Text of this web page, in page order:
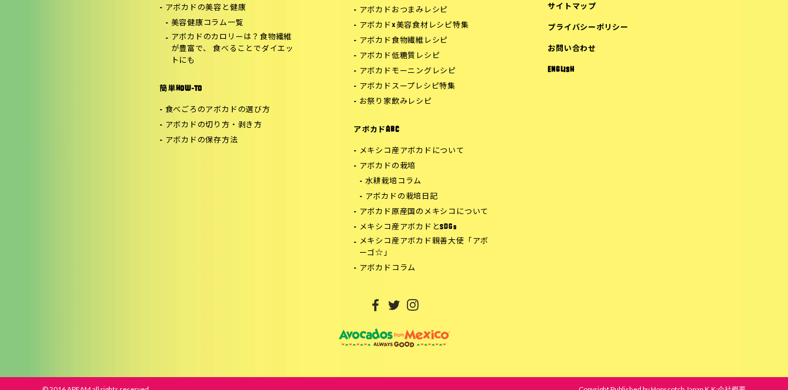
アボカドの美容と健康
美容健康コラム一覧
アボカドのカロリーは？食物繊維
が豊富で、 食べることでダイエッ
トにも
簡単HOW-TO
食べごろのアボカドの選び方
アボカドの切り方・剥き方
アボカドの保存方法
アボカドおつまみレシピ
アボカド×美容食材レシピ特集
アボカド食物繊維レシピ
アボカド低糖質レシピ
アボカドモーニングレシピ
アボカドスープレシピ特集
お祭り家飲みレシピ
アボカドABC
メキシコ産アボカドについて
アボカドの栽培
水耕栽培コラム
アボカドの栽培日記
アボカド原産国のメキシコについて
メキシコ産アボカドとSDGs
メキシコ産アボカド親善大使「アボ
ーゴ☆」
アボカドコラム
サイトマップ
プライバシーポリシー
お問い合わせ
ENGLISH